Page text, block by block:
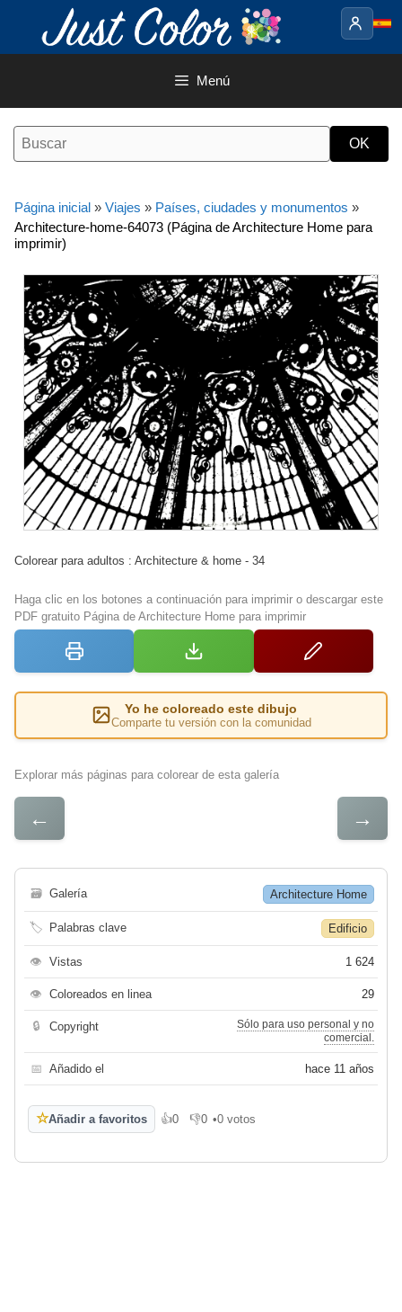
contenido
Menú
Página inicial » Viajes » Países, ciudades y monumentos »
Architecture-home-64073 (Página de Architecture Home para
imprimir)
Colorear para adultos : Architecture & home - 34
Haga clic en los botones a continuación para imprimir o descargar este
PDF gratuito Página de Architecture Home para imprimir
Yo he coloreado este dibujo
Comparte tu versión con la comunidad
Explorar más páginas para colorear de esta galería
← →
🗃 Galería Architecture Home
🏷 Palabras clave Edificio
👁 Vistas 1 624
👁 Coloreados en linea 29
🔒 Copyright
Sólo para uso personal y no
comercial.
📅 Añadido el hace 11 años
☆Añadir a favoritos 👍0
Me gusta
👎0
No me gusta
•0 votos